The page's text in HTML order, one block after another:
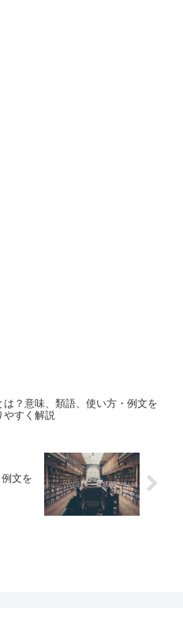
は？意味、類語、使い方・例文を
やすく解説
文を